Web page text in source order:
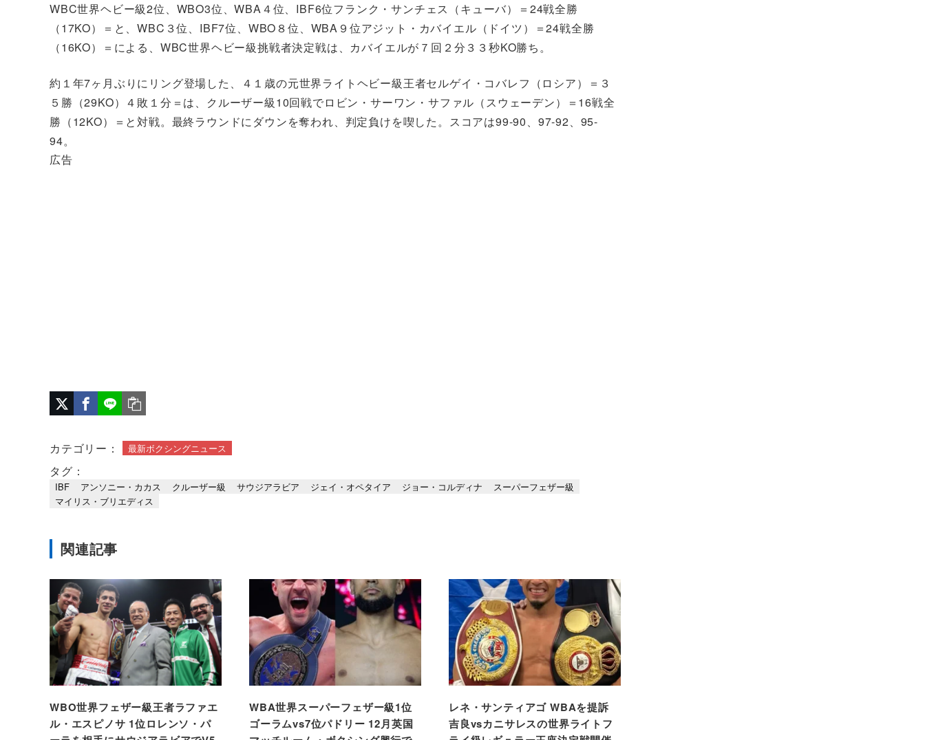
WBC世界ヘビー級2位、WBO3位、WBA４位、IBF6位フランク・サンチェス（キューバ）＝24戦全勝
（17KO）＝と、WBC３位、IBF7位、WBO８位、WBA９位アジット・カバイエル（ドイツ）＝24戦全勝
（16KO）＝による、WBC世界ヘビー級挑戦者決定戦は、カバイエルが７回２分３３秒KO勝ち。
約１年7ヶ月ぶりにリング登場した、４１歳の元世界ライトヘビー級王者セルゲイ・コバレフ（ロシア）＝３
５勝（29KO）４敗１分＝は、クルーザー級10回戦でロビン・サーワン・サファル（スウェーデン）＝16戦全
勝（12KO）＝と対戦。最終ラウンドにダウンを奪われ、判定負けを喫した。スコアは99-90、97-92、95-
94。
広告
カテゴリー： 最新ボクシングニュース
タグ：
IBF アンソニー・カカス クルーザー級 サウジアラビア ジェイ・オペタイア ジョー・コルディナ
スーパーフェザー級
マイリス・ブリエディス
関連記事
WBO世界フェザー級王者ラファエ
ル・エスピノサ 1位ロレンソ・パ
WBA世界スーパーフェザー級1位
ゴーラムvs7位パドリー 12月英国
レネ・サンティアゴ WBAを提訴
吉良vsカニサレスの世界ライトフ